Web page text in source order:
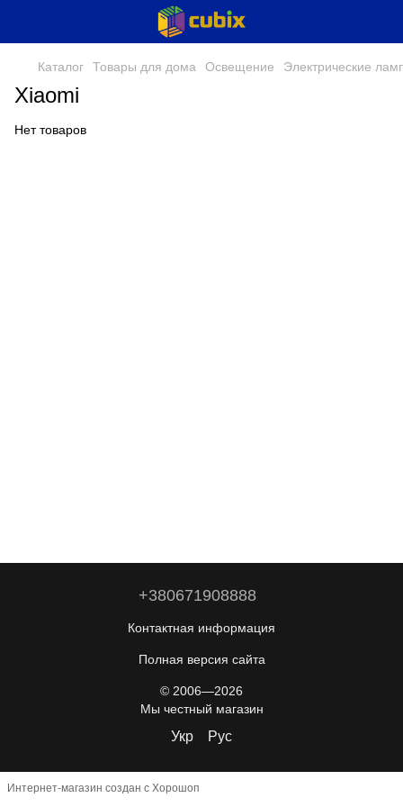
Каталог Товары для дома Освещение Электрические
Xiaomi
Нет товаров
+380671908888
Контактная информация
Полная версия сайта
© 2006—2026
Мы честный магазин
Укр Рус
Интернет-магазин создан с Хорошоп